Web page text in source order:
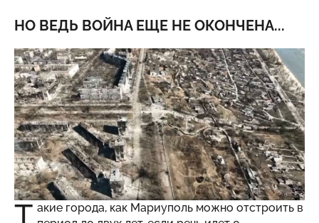
НО ВЕДЬ ВОЙНА ЕЩЕ НЕ ОКОНЧЕНА...
Т акие города, как Мариуполь можно отстроить в